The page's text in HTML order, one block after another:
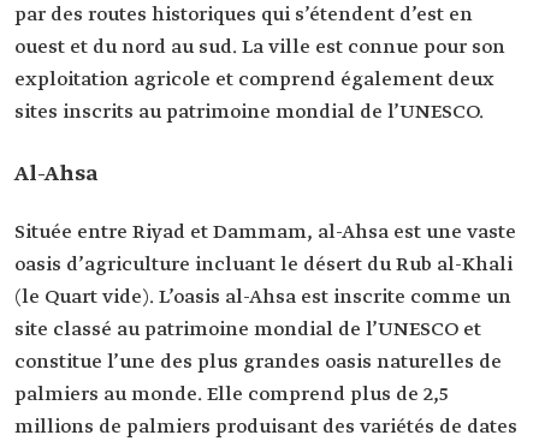
par des routes historiques qui s’étendent d’est en
ouest et du nord au sud. La ville est connue pour son
exploitation agricole et comprend également deux
sites inscrits au patrimoine mondial de l’UNESCO.
Al-Ahsa
Située entre Riyad et Dammam, al-Ahsa est une vaste
oasis d’agriculture incluant le désert du Rub al-Khali
(le Quart vide). L’oasis al-Ahsa est inscrite comme un
site classé au patrimoine mondial de l’UNESCO et
constitue l’une des plus grandes oasis naturelles de
palmiers au monde. Elle comprend plus de 2,5
millions de palmiers produisant des variétés de dates